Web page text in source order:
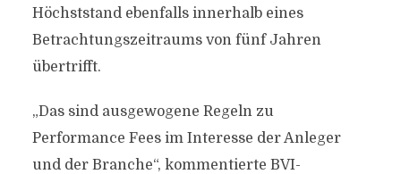
Höchststand ebenfalls innerhalb eines
Betrachtungszeitraums von fünf Jahren
übertrifft.
„Das sind ausgewogene Regeln zu
Performance Fees im Interesse der Anleger
und der Branche“, kommentierte BVI-